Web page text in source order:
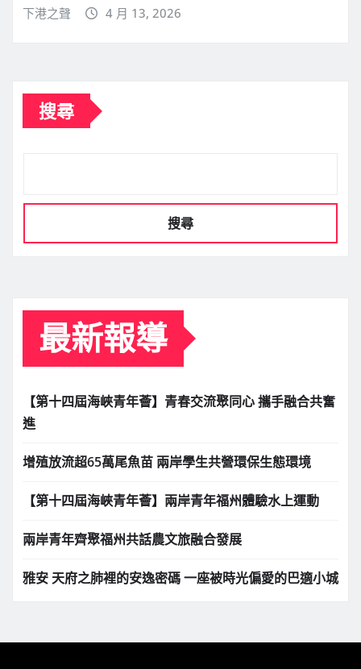
下港之聲 4 月 13, 2026
搜尋
搜尋
最新報導
【第十四屆海峽青年薈】青春交流聚同心 攜手融合共奮
進
增殖放流超65萬尾魚苗 兩岸學生共營環保生態環境
【第十四屆海峽青年薈】兩岸青年福州體驗水上運動
兩岸青年齊聚福州共話農文旅融合發展
雅安 天府之肺裡的安逸密碼 一座被時光偏愛的巴適小城